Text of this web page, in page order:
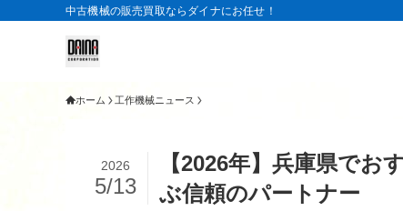
中古機械の販売買取ならダイナにお任せ！
ホーム 工作機械ニュース
【2026年】兵庫県でお
ぶ信頼のパートナー
2026
5/13